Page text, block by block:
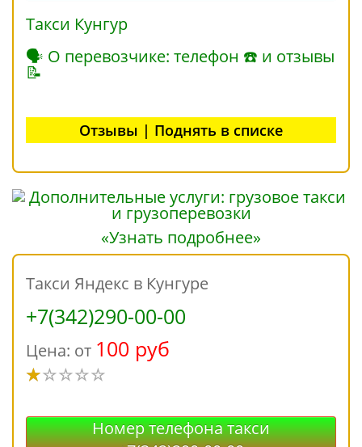
Такси Кунгур
🗣 О перевозчике: телефон ☎ и отзывы
📝
Отзывы | Поднять в списке
«Узнать подробнее»
Такси Яндекс в Кунгуре
+7(342)290-00-00
Цена: от 100 руб
Номер телефона такси